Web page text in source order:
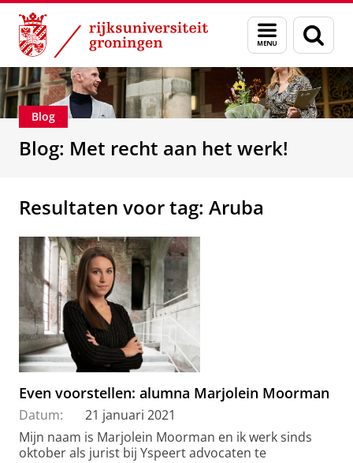
Skip
Content
Skip
Navigation
Menu
en
zoeken
Over ons Beroepsmogelijkheden
Blog
Blog: Met recht aan het werk!
Resultaten voor tag: Aruba
Even voorstellen: alumna Marjolein Moorman
Datum:
21 januari 2021
Mijn naam is Marjolein Moorman en ik werk sinds
oktober als jurist bij Yspeert advocaten te